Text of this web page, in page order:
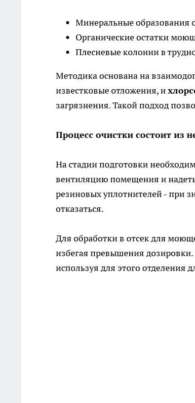
Минеральные образования
Органические остатки
Плесневые колонии в
Методика основана на
известковые отложения, и
загрязнения. Такой подход
Процесс очистки состоит из
На стадии подготовки
вентиляцию помещения и
резиновых уплотнителей - при
отказаться.
Для обработки в отсек для
избегая превышения
используя для этого отделения